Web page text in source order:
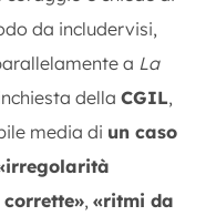
da includervisi,
a La
della CGIL,
media di un caso
, «ritmi da